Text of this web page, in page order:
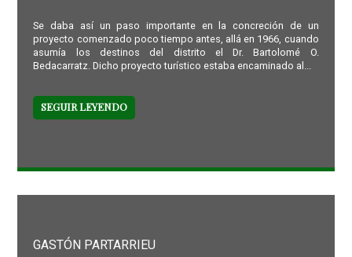
Se daba así un paso importante en la concreción de un
proyecto comenzado poco tiempo antes, allá en 1966, cuando
asumía los destinos del distrito el Dr. Bartolomé O.
Bedacarratz. Dicho proyecto turístico estaba encaminado al...
SEGUIR LEYENDO
GASTÓN PARTARRIEU